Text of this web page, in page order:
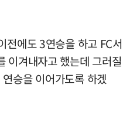
에도 3연승을 하고 FC서
이겨내자고 했는데 그러질
승을 이어가도록 하겠